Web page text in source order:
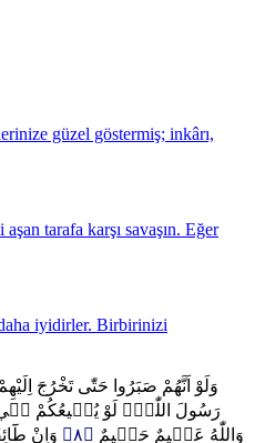
güzel göstermiş; inkârı,
tarafa karşı savaşın. Eğer
iyidirler. Birbirinizi
وَلَوْ اَنَّهُمْ صَبَرُوا حَتّٰى تَخْرُجَ
رَسُولَ اللّٰهِۜ لَوْ يُط۪يعُكُمْ ف۪ي
وَاللّٰهُ عَل۪يمٌ حَك۪يمٌ ﴿٨﴾
وَاِنْ